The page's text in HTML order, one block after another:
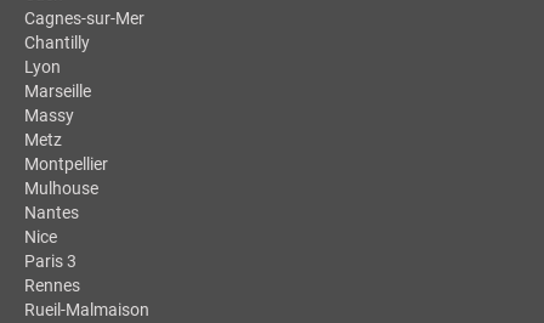
Cagnes-sur-Mer
Chantilly
Lyon
Marseille
Massy
Metz
Montpellier
Mulhouse
Nantes
Nice
Paris 3
Rennes
Rueil-Malmaison